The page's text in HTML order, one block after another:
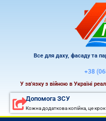
Все для даху, фасаду та
+38
У зв'язку з війною в Україні
Допомога ЗСУ
Кожна додаткова копійка, це